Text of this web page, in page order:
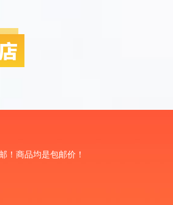
！商品均是包邮价！